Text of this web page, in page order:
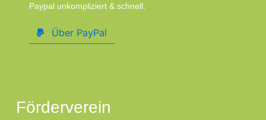
Paypal unkompliziert & schnell:
Über PayPal
Förderverein